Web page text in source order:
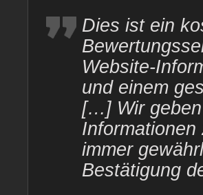
Dies ist ein
Website-
und einem
[…] Wir geben
immer
Bestätigung